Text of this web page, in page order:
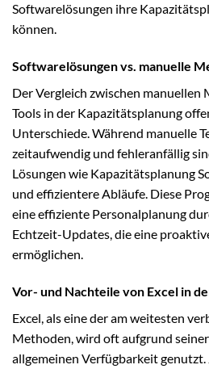
Softwarelösungen ihre
können.
Softwarelösungen vs. manuelle
Der Vergleich zwischen
Tools in der Kapazitätsplanung
Unterschiede. Während manuelle
zeitaufwendig und fehleranfällig
Lösungen wie Kapazitätsplanung
und effizientere Abläufe. Diese
eine effiziente Personalplanung
Echtzeit-Updates, die eine
ermöglichen.
Vor- und Nachteile von Excel in
Excel, als eine der am weitesten
Methoden, wird oft aufgrund
allgemeinen Verfügbarkeit genutzt.